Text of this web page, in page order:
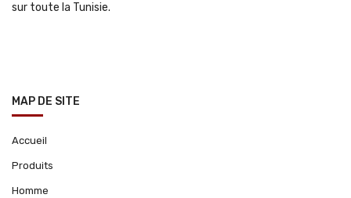
sur toute la Tunisie.
MAP DE SITE
Accueil
Produits
Homme